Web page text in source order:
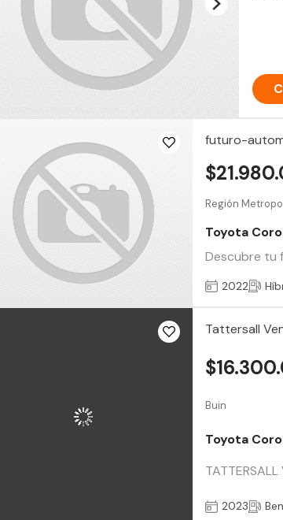
futuro-
Región
Toyota
Descubre tu
2022
Tattersall
Buin
Toyota
2023